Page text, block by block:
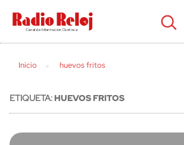
cerrar
Inicio huevos fritos
ETIQUETA:HUEVOS FRITOS